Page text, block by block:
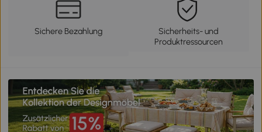
Sichere Bezahlung
Sicherheits- und
Produktressourcen